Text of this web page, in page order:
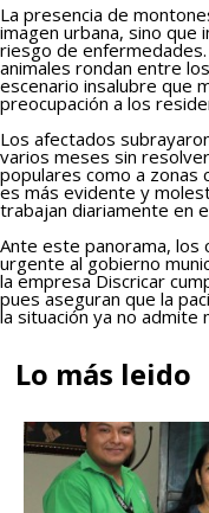
La presencia de
imagen urbana, sino que
riesgo de
animales rondan entre
escenario insalubre que
preocupación a los
Los afectados
varios meses sin
populares como a zonas
es más evidente y
trabajan diariamente en
Ante este panorama, los
urgente al gobierno
la empresa Discricar
pues aseguran que la
la situación ya no
Lo más leido